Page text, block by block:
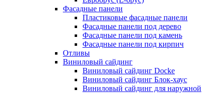
Фасадные панели
Пластиковые фасадные панели
Фасадные панели под дерево
Фасадные панели под камень
Фасадные панели под кирпич
Отливы
Виниловый сайдинг
Виниловый сайдинг Docke
Виниловый сайдинг Блок-хаус
Виниловый сайдинг для наружной